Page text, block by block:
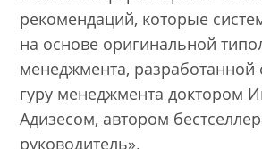
рекомендаций, которые
на основе оригинальной
менеджмента,
гуру менеджмента доктором
Адизесом, автором
руководитель».